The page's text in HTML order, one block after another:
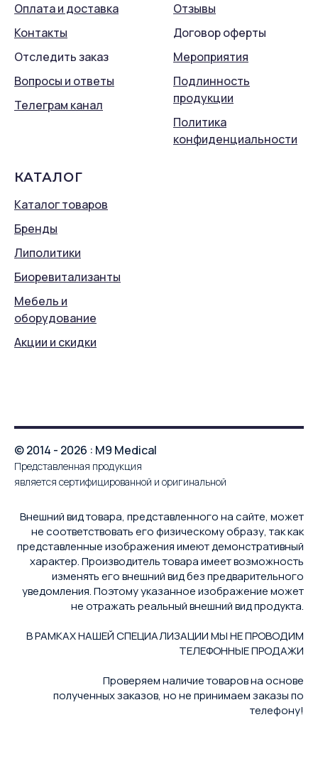
Оплата и доставка
Контакты
Отследить заказ
Вопросы и ответы
Телеграм канал
Отзывы
Договор оферты
Мероприятия
Подлинность
продукции
Политика
конфиденциальности
КАТАЛОГ
Каталог товаров
Бренды
Липолитики
Биоревитализанты
Мебель и
оборудование
Акции и скидки
© 2014 - 2026 : M9 Medical
Представленная продукция
является сертифицированной и оригинальной
Внешний вид товара, представленного на сайте, может
не соответствовать его физическому образу, так как
представленные изображения имеют демонстративный
характер. Производитель товара имеет возможность
изменять его внешний вид без предварительного
уведомления. Поэтому указанное изображение может
не отражать реальный внешний вид продукта.
В РАМКАХ НАШЕЙ СПЕЦИАЛИЗАЦИИ МЫ НЕ ПРОВОДИМ
ТЕЛЕФОННЫЕ ПРОДАЖИ
Проверяем наличие товаров на основе
полученных заказов, но не принимаем заказы по
телефону!